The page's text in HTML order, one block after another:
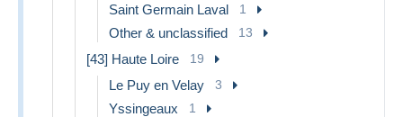
Saint Germain Laval 1
Other & unclassified 13
[43] Haute Loire 19
Le Puy en Velay 3
Yssingeaux 1